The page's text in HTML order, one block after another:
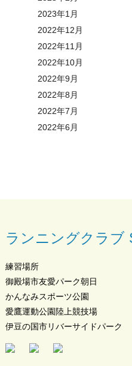
2023年1月
2022年12月
2022年11月
2022年10月
2022年9月
2022年8月
2022年7月
2022年6月
ランニングクラブ
練習場所
御殿場市友愛パーク朝日
かんなみスポーツ公園
愛鷹運動公園陸上競技場
伊豆の国市リバーサイドパーク